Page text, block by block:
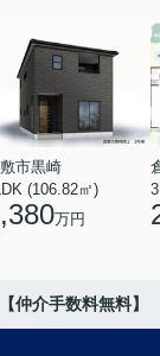
市黒崎
(106.82㎡)
万円
介手数料無料】